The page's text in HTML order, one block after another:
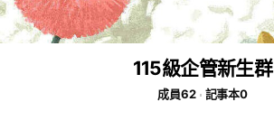
115級企管新生群
成員62 記事本0